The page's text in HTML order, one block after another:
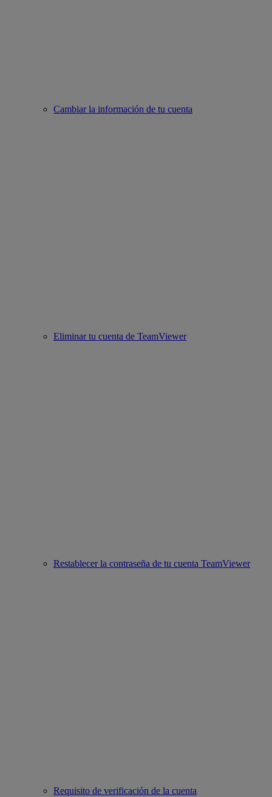
Cambiar la información de tu cuenta
Eliminar tu cuenta de TeamViewer
Restablecer la contraseña de tu cuenta TeamViewer
Requisito de verificación de la cuenta